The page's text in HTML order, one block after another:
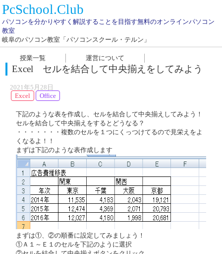
PcSchool.Club
パソコンを分かりやすく解説することを目指す無料のオンラインパソコン
教室
岐阜のパソコン教室「パソコンスクール・テルン」
授業一覧 運営について
Excel セルを結合して中央揃えをしてみよう
2021年5月28日
Excel
Office
下記のような表を作成し、セルを結合して中央揃えしてみよう！
セルを結合して中央揃えをするとどうなる？
・・・・・・・複数のセルを１つにくっつけてるので見栄えをよ
くなるよ！！
まずは下記のような表作成します
まずは①、②の順番に設定してみましょう！
①Ａ１～Ｅ１のセルを下記のように選択